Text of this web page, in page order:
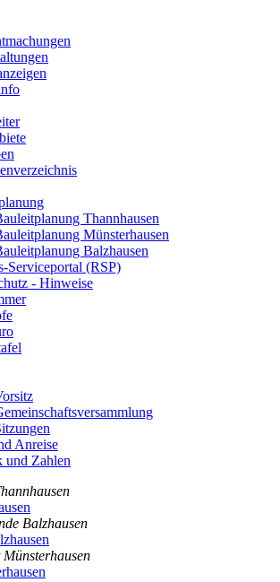
Thannhausen
Münsterhausen
Balzhausen
Serviceportal (RSP)
- Hinweise
Anreise
und Zahlen